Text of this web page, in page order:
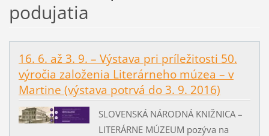
podujatia
16. 6. až 3. 9. – Výstava pri príležitosti 50.
výročia založenia Literárneho múzea – v
Martine (výstava potrvá do 3. 9. 2016)
SLOVENSKÁ NÁRODNÁ KNIŽNICA –
LITERÁRNE MÚZEUM pozýva na